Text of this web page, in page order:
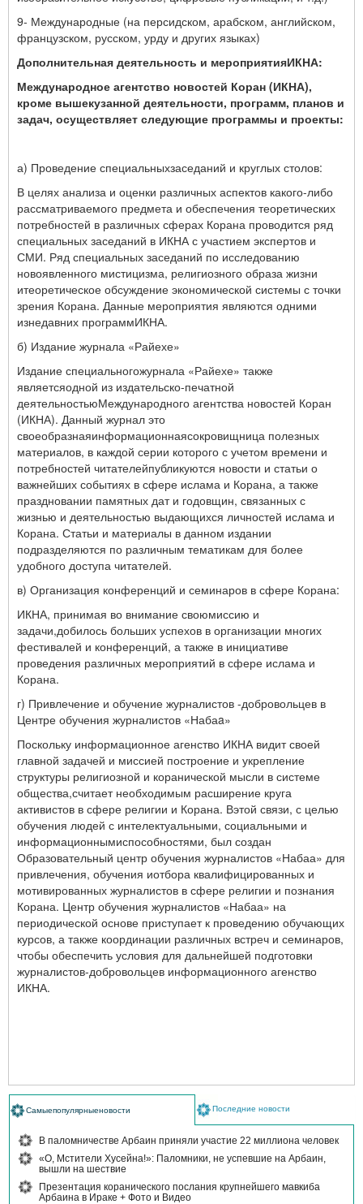
9- Международные (на персидском, арабском, английском,
французском, русском, урду и других языках)
Дополнительная деятельность и мероприятияИКНА:
Международное агентство новостей Коран (ИКНА),
кроме вышекузанной деятельности, программ, планов и
задач, осуществляет следующие программы и проекты:
а) Проведение специальныхзаседаний и круглых столов:
В целях анализа и оценки различных аспектов какого-либо
рассматриваемого предмета и обеспечения теоретических
потребностей в различных сферах Корана проводится ряд
специальных заседаний в ИКНА с участием экспертов и
СМИ. Ряд специальных заседаний по исследованию
новоявленного мистицизма, религиозного образа жизни
итеоретическое обсуждение экономической системы с точки
зрения Корана. Данные мероприятия являются одними
изнедавних программИКНА.
б) Издание журнала «Райехе»
Издание специальногожурнала «Райехе» также
являетсяодной из издательско-печатной
деятельностьюМеждународного агентства новостей Коран
(ИКНА). Данный журнал это
своеобразнаяинформационнаясокровищница полезных
материалов, в каждой серии которого с учетом времени и
потребностей читателейпубликуются новости и статьи о
важнейших событиях в сфере ислама и Корана, а также
праздновании памятных дат и годовщин, связанных с
жизнью и деятельностью выдающихся личностей ислама и
Корана. Статьи и материалы в данном издании
подразделяются по различным тематикам для более
удобного доступа читателей.
в) Организация конференций и семинаров в сфере Корана:
ИКНА, принимая во внимание своюмиссию и
задачи,добилось больших успехов в организации многих
фестивалей и конференций, а также в инициативе
проведения различных мероприятий в сфере ислама и
Корана.
г) Привлечение и обучение журналистов -добровольцев в
Центре обучения журналистов «Набаa»
Поскольку информационное агенство ИКНА видит своей
главной задачей и миссией построение и укрепление
структуры религиозной и коранической мысли в системе
общества,считает необходимым расширение круга
активистов в сфере религии и Корана. Вэтой связи, с целью
обучения людей с интелектуальными, социальными и
информационнымиспособностями, был создан
Образовательный центр обучения журналистов «Набаа» для
привлечения, обучения иотбора квалифицированных и
мотивированных журналистов в сфере религии и познания
Корана. Центр обучения журналистов «Набаа» на
периодической основе приступает к проведению обучающих
курсов, а также координации различных встреч и семинаров,
чтобы обеспечить условия для дальнейшей подготовки
журналистов-добровольцев информационного агенство
ИКНА.
Самыепопулярныеновости Последние новости
В паломничестве Арбаин приняли участие 22 миллиона человек
«О, Мстители Хусейна!»: Паломники, не успевшие на Арбаин,
вышли на шествие
Презентация коранического послания крупнейшего мавкиба
Арбаина в Ираке + Фото и Видео